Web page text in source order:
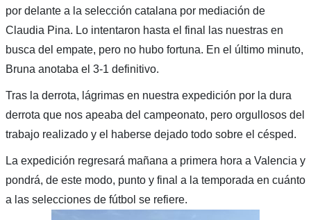
por delante a la selección catalana por mediación de
Claudia Pina. Lo intentaron hasta el final las nuestras en
busca del empate, pero no hubo fortuna. En el último minuto,
Bruna anotaba el 3-1 definitivo.
Tras la derrota, lágrimas en nuestra expedición por la dura
derrota que nos apeaba del campeonato, pero orgullosos del
trabajo realizado y el haberse dejado todo sobre el césped.
La expedición regresará mañana a primera hora a Valencia y
pondrá, de este modo, punto y final a la temporada en cuánto
a las selecciones de fútbol se refiere.